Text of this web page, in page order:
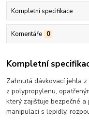
Kompletní specifikace
Komentáře 0
Kompletní
Zahnutá dávkovací jehla
z polypropylenu,
který zajišťuje bezpečné
manipulaci s lepidly,